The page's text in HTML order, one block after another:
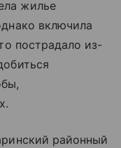
жилье
включила
пострадало из-
районный